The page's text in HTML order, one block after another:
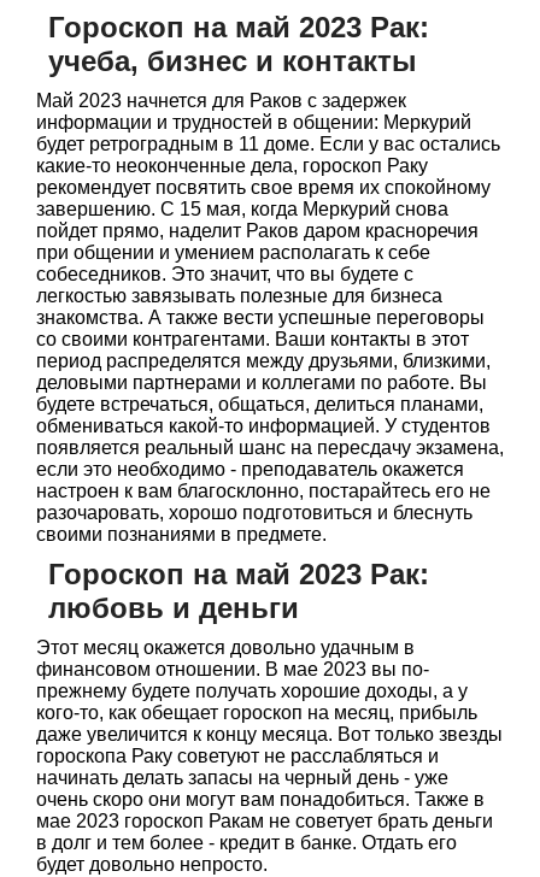
Гороскоп на май 2023 Рак:
учеба, бизнес и контакты
Май 2023 начнется для Раков с задержек
информации и трудностей в общении: Меркурий
будет ретроградным в 11 доме. Если у вас остались
какие-то неоконченные дела, гороскоп Раку
рекомендует посвятить свое время их спокойному
завершению. С 15 мая, когда Меркурий снова
пойдет прямо, наделит Раков даром красноречия
при общении и умением располагать к себе
собеседников. Это значит, что вы будете с
легкостью завязывать полезные для бизнеса
знакомства. А также вести успешные переговоры
со своими контрагентами. Ваши контакты в этот
период распределятся между друзьями, близкими,
деловыми партнерами и коллегами по работе. Вы
будете встречаться, общаться, делиться планами,
обмениваться какой-то информацией. У студентов
появляется реальный шанс на пересдачу экзамена,
если это необходимо - преподаватель окажется
настроен к вам благосклонно, постарайтесь его не
разочаровать, хорошо подготовиться и блеснуть
своими познаниями в предмете.
Гороскоп на май 2023 Рак:
любовь и деньги
Этот месяц окажется довольно удачным в
финансовом отношении. В мае 2023 вы по-
прежнему будете получать хорошие доходы, а у
кого-то, как обещает гороскоп на месяц, прибыль
даже увеличится к концу месяца. Вот только звезды
гороскопа Раку советуют не расслабляться и
начинать делать запасы на черный день - уже
очень скоро они могут вам понадобиться. Также в
мае 2023 гороскоп Ракам не советует брать деньги
в долг и тем более - кредит в банке. Отдать его
будет довольно непросто.